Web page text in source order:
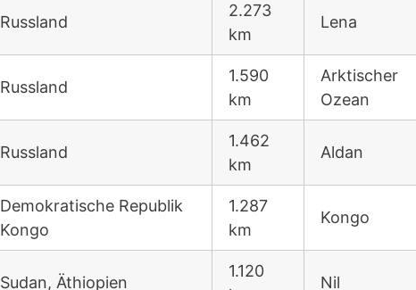
Russland
2.273
km
Lena
Russland
1.590
km
Arktischer
Ozean
Russland
1.462
km
Aldan
Demokratische Republik
Kongo
1.287
km
Kongo
Sudan, Äthiopien
1.120
Nil